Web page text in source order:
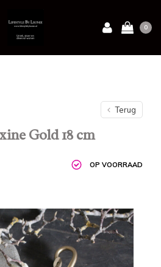
0
Terug
Gold 18 cm
OP VOORRAAD